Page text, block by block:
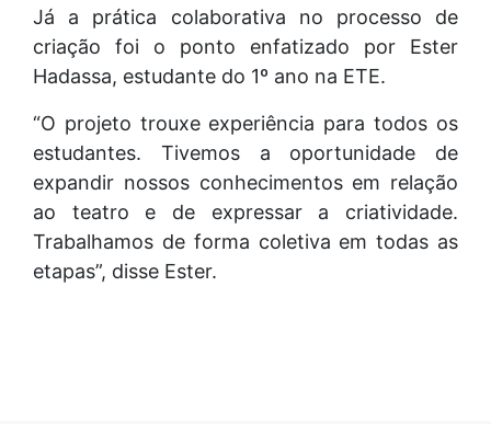
Já a prática colaborativa no processo de
criação foi o ponto enfatizado por Ester
Hadassa, estudante do 1º ano na ETE.
“O projeto trouxe experiência para todos os
estudantes. Tivemos a oportunidade de
expandir nossos conhecimentos em relação
ao teatro e de expressar a criatividade.
Trabalhamos de forma coletiva em todas as
etapas”, disse Ester.